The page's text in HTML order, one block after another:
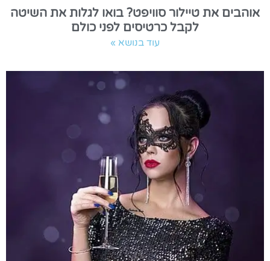
אוהבים את טיילור סוויפט? בואו לגלות את השיטה
לקבל כרטיסים לפני כולם
עוד בנושא »